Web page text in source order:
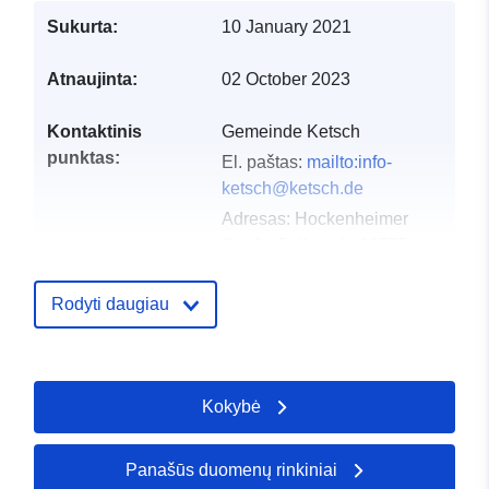
Sukurta: 10 January 2021
Atnaujinta: 02 October 2023
Kontaktinis
punktas:
Gemeinde Ketsch
El. paštas: mailto:info-
ketsch@ketsch.de
Adresas: Hockenheimer
2026
Atnaujinta informacija apie
26 April 2026
Rodyti daugiau
Kokybė
Panašūs duomenų rinkiniai